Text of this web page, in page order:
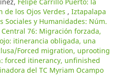
de los Ojos Verdes , Iztapalapa
Sociales y Humanidades: Núm.
76: Migración forzada,
itinerancia obligada, una
Forced migration, uprooting
forced itinerancy, unfinished
del TC Myriam Ocampo